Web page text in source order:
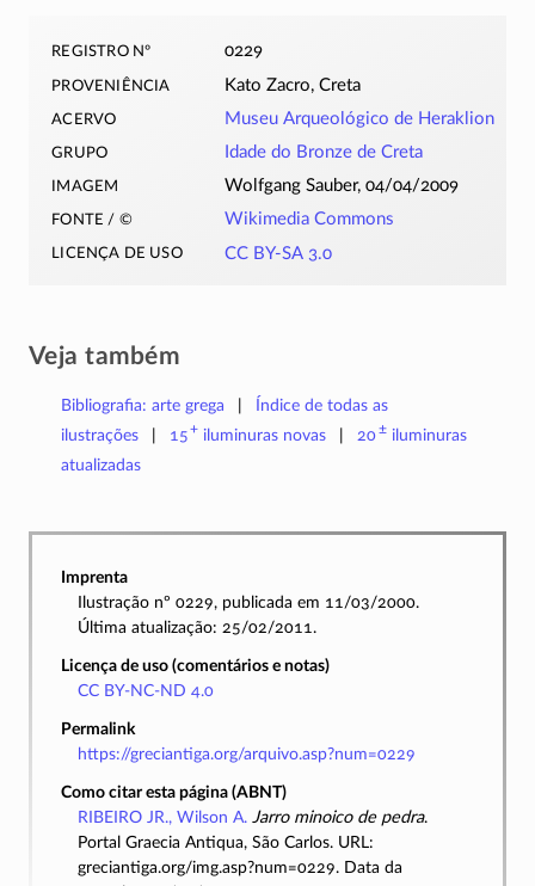
registro nº 0229
proveniência Kato Zacro, Creta
acervo Museu Arqueológico de Heraklion
grupo Idade do Bronze de Creta
imagem Wolfgang Sauber, 04/04/2009
fonte / © Wikimedia Commons
licença de uso CC BY-SA 3.0
Veja também
Bibliografia: arte grega
Índice de todas as
ilustrações
15+ iluminuras novas 20±iluminuras
atualizadas
Imprenta
Ilustração nº 0229, publicada em 11/03/2000.
Última atualização: 25/02/2011.
Licença de uso (comentários e notas)
CC BY-NC-ND 4.0
Permalink
https://greciantiga.org/arquivo.asp?num=0229
Como citar esta página (ABNT)
RIBEIRO JR., Wilson A. Jarro minoico de pedra.
Portal Graecia Antiqua, São Carlos. URL:
greciantiga.org/img.asp?num=0229. Data da